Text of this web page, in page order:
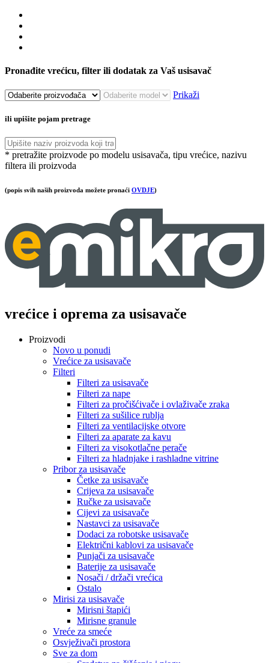
Pronađite vrećicu, filter ili dodatak za Vaš usisavač
Prikaži
ili upišite pojam pretrage
* pretražite proizvode po modelu usisavača, tipu vrećice, nazivu
filtera ili proizvoda
(popis svih naših proizvoda možete pronaći OVDJE)
vrećice i oprema za usisavače
Proizvodi
Novo u ponudi
Vrećice za usisavače
Filteri
Filteri za usisavače
Filteri za nape
Filteri za pročišćivače i ovlaživače zraka
Filteri za sušilice rublja
Filteri za ventilacijske otvore
Filteri za aparate za kavu
Filteri za visokotlačne perače
Filteri za hladnjake i rashladne vitrine
Pribor za usisavače
Četke za usisavače
Crijeva za usisavače
Ručke za usisavače
Cijevi za usisavače
Nastavci za usisavače
Dodaci za robotske usisavače
Električni kablovi za usisavače
Punjači za usisavače
Baterije za usisavače
Nosači / držači vrećica
Ostalo
Mirisi za usisavače
Mirisni štapići
Mirisne granule
Vreće za smeće
Osvježivači prostora
Sve za dom